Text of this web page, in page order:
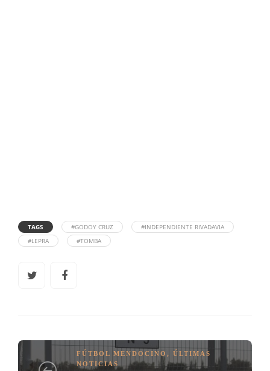
TAGS #GODOY CRUZ
#INDEPENDIENTE RIVADAVIA
#LEPRA
#TOMBA
FÚTBOL MENDOCINO , ÚLTIMAS
NOTICIAS